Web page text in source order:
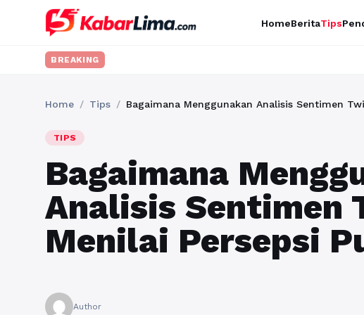
HomeBeritaTips
BREAKING
Home / Tips / Bagaimana Menggunakan Analisis Sentimen
TIPS
Bagaimana
Analisis
Menilai Persepsi
Author